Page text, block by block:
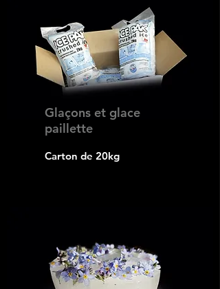
Glaçons et glace
paillette
Carton de 20kg